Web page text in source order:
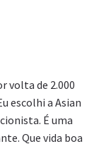
volta de 2.000
escolhi a Asian
É uma
Que vida boa